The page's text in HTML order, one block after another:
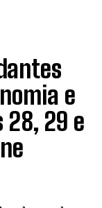
e
28, 29 e